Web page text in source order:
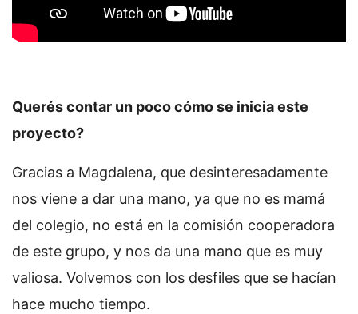
Querés contar un poco cómo se inicia este
proyecto?
Gracias a Magdalena, que desinteresadamente
nos viene a dar una mano, ya que no es mamá
del colegio, no está en la comisión cooperadora
de este grupo, y nos da una mano que es muy
valiosa. Volvemos con los desfiles que se hacían
hace mucho tiempo.